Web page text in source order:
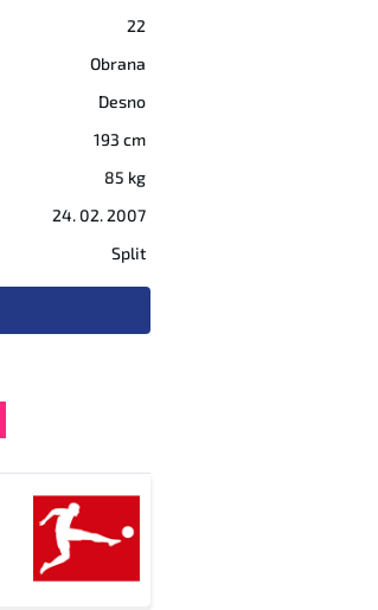
22
Obrana
Desno
193 cm
85 kg
24. 02. 2007
Split
- 30.06.2026
- 30.06.2025
- 30.06.2024